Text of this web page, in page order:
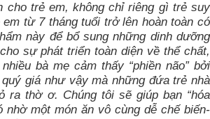
cho trẻ em, không chỉ riêng gì trẻ suy
từ 7 tháng tuổi trở lên hoàn toàn có
này để bổ sung những dinh dưỡng
sự phát triển toàn diện về thể chất,
bà mẹ cảm thấy “phiền não” bởi
giá như vậy mà những đứa trẻ nhà
ra thờ ơ. Chúng tôi sẽ giúp bạn “hóa
nhờ một món ăn vô cùng dễ chế biến-